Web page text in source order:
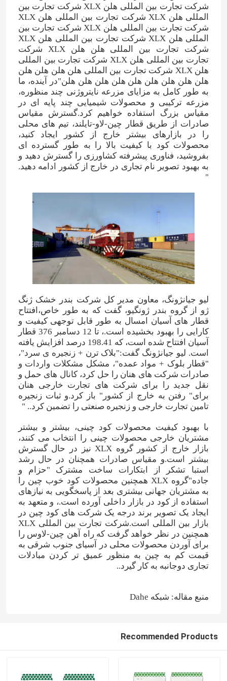
صفحه اصلی
محصولات
درباره ما
کنترل کیفیت
با ما تماس بگیرید
اخبار
اوره
کود نیتروژن پتاسیم
کود مرکب
نیترات کلسیم آمونیوم (CAN)
پلاستیک POM
شرکت تجارت بین المللی هلن XLX شرکت تجارت بین
المللی هلن XLX شرکت تجارت بین المللی هلن XLX
شرکت تجارت بین المللی هلن XLX شرکت تجارت بین
المللی هلن XLX شرکت تجارت بین المللی هلن XLX
شرکت تجارت بین المللی هلن هلن XLX شرکت
تجارت بین المللی هلن XLX شرکت تجارت بین المللی
هلن XLX شرکت تجارت بین المللی هلن هلن هلن هلن
هلن هلن هلن هلن هلن هلن هلن هلن هلن"در آينده، ما
به طور کامل به مزایای مزرعه نایتروژنی چند منظوره،
مزرعه ترکیبی و محصولات شیمیایی چند پایه ای در
مقیاس بزرگ استفاده خواهیم کرد.گسترش مقیاس
صادرات از طریق قطار چین-لاو-تایلند، تیم های محلی
را در بازارهای بیشتر خارج از کشور ایجاد کنید،
محصولات کود با کیفیت بالا را به طور گسترده ای
بفروشید، فناوری پیشرفته کشاورزی را گسترش دهید و
به بهبود تصویر نام تجاری در خارج از کشور ادامه دهید.
"
لیو جیانژونگ، معاون مدیر کل شرکت بندر خشک ژنگ
ژو از گروه بندر ژونگیو، گفت که به طور خاص،افتتاح
قطار های آسیان امسال به طور قابل توجهی کیفیت و
کارایی را بهبود بخشیده است.، تا 12 دسامبر 376 قطار
آسیان افتتاح شده است، که 198.41 درصد افزایش یافته
است. لیو جیانژونگ گفت:"بلاک ترن + زنجیره ی سرد"،
"قطار بلوک + مواد عمده"، مشکل مشکلات واردات و
صادرات شرکت های هنان را حل کرد، کانال های حمل و
نقل جدید را برای شرکت های تجارت خارجی هنان
برای" رفتن به خارج از کشور" باز کرد.و ثبات زنجیره
تامین تجارت خارجی و زنجیره صنعتی را تضمین کرد.. "
با بهبود کیفیت محصولات کود چینی، بیشتر و بیشتر
مشتریان خارجی محصولات چینی را انتخاب می کنند،
بازار خارج از کشور گروه XLX نیز در حال گسترش
بیشتر است.و مقیاس صادرات همچنان در حال رشد
استبا تشکر از ابتکارات ساخت مشترک "حزام و
جاده"گروه XLX همچنین محصولات کود خوب چین را
به مشتریان جهانی بیشتری بعد از پاسخگویی به نیازهای
استفاده از کود در بازار داخلی آورده است.، و متعهد به
ایجاد یک تصویر برند درجه یک شرکت های کود چین در
بازار بین المللی است.شرکت تجارت بین المللی XLX
همچنین در نظر خواهد گرفت که راه آهن چین-لاوس را
برای آوردن محصولات محلی در آسیای جنوب شرقی به
قیمت کم به چین به منظور عمیق تر کردن مبادلات
تجاری دوجانبه به کار گیرد..
منبع مقاله: شبکه Dahe
Recommended Products